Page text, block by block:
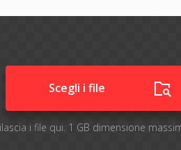
Scegli i file
i file qui. 1 GB dimensione